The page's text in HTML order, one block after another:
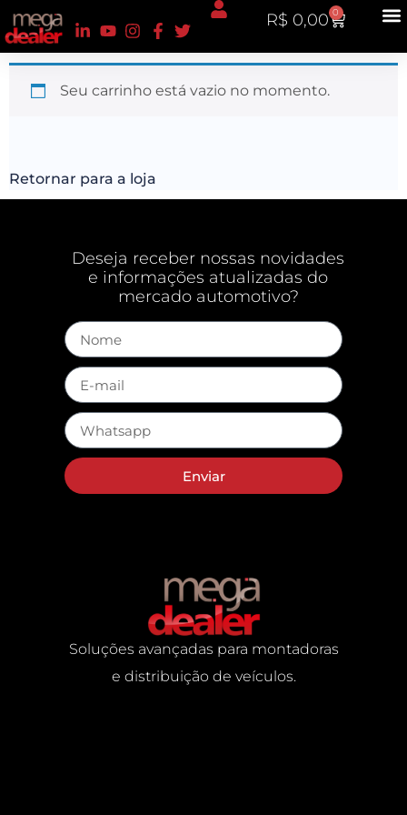
R$ 0,00 0
Seu carrinho está vazio no momento.
Retornar para a loja
Deseja receber nossas novidades
e informações atualizadas do
mercado automotivo?
Enviar
Soluções avançadas para montadoras
e distribuição de veículos.